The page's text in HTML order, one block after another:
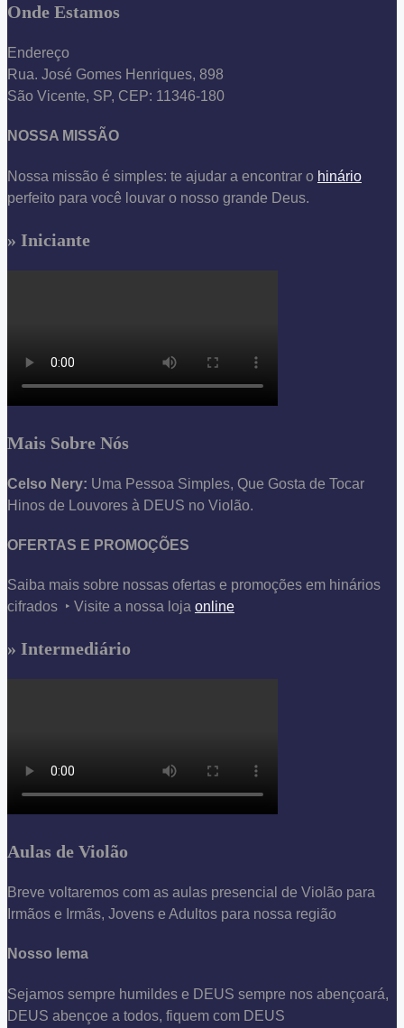
Onde Estamos
Endereço
Rua. José Gomes Henriques, 898
São Vicente, SP, CEP: 11346-180
NOSSA MISSÃO
Nossa missão é simples: te ajudar a encontrar o hinário
perfeito para você louvar o nosso grande Deus.
» Iniciante
Mais Sobre Nós
Celso Nery: Uma Pessoa Simples, Que Gosta de Tocar
Hinos de Louvores à DEUS no Violão.
OFERTAS E PROMOÇÕES
Saiba mais sobre nossas ofertas e promoções em hinários
cifrados ‣ Visite a nossa loja online
» Intermediário
Aulas de Violão
Breve voltaremos com as aulas presencial de Violão para
Irmãos e Irmãs, Jovens e Adultos para nossa região
Nosso lema
Sejamos sempre humildes e DEUS sempre nos abençoará,
DEUS abençoe a todos, fiquem com DEUS